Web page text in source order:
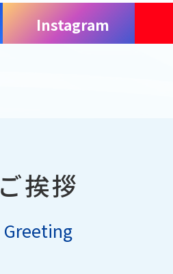
Instagram
ご挨拶
Greeting